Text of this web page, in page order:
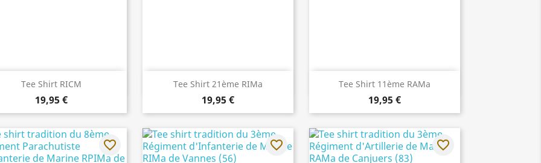
Tee Shirt RICM
19,95 €
Aperçu rapide Tee Shirt 21ème RIMa
19,95 €
Aperçu rapide Tee Shirt 11ème RAMa
19,95 €
Aperçu rapide
favorite_border favorite_border favorite_border